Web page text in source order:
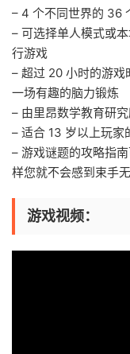
– 4 个不同世界的 36
– 可选择单人模式或
行游戏
– 超过 20 小时的游戏
一场有趣的脑力锻炼
– 由里昂数学教育研
– 适合 13 岁以上玩家
– 游戏谜题的攻略指
样您就不会感到束手无
游戏视频：